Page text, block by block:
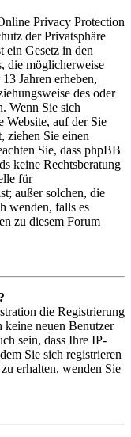
Privacy Protection
der Privatsphäre
Gesetz in den
die möglicherweise
Jahren erheben,
des oder
Wenn Sie sich
Website, auf der Sie
ziehen Sie einen
Sie, dass phpBB
keine Rechtsberatung
für
außer solchen, die
wenden, falls es
zu diesem Forum
die Registrierung
keine neuen Benutzer
sein, dass Ihre IP-
Sie sich registrieren
erhalten, wenden Sie